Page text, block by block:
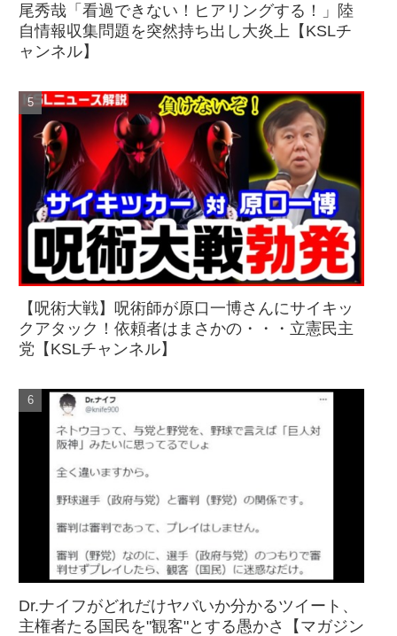
尾秀哉「看過できない！ヒアリングする！」陸
自情報収集問題を突然持ち出し大炎上【KSLチ
ャンネル】
【呪術大戦】呪術師が原口一博さんにサイキッ
クアタック！依頼者はまさかの・・・立憲民主
党【KSLチャンネル】
Dr.ナイフがどれだけヤバいか分かるツイート、
主権者たる国民を"観客"とする愚かさ【マガジン